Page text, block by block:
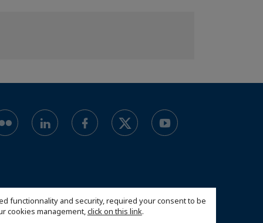
functionnality and security, required your consent to be
cookies management,click on this link.